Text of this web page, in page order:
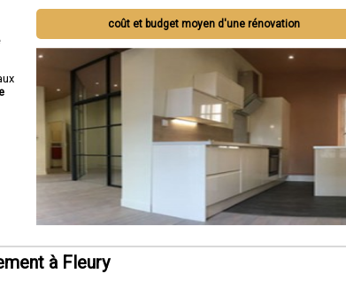
coût et budget moyen d'une rénovation
à Fleury